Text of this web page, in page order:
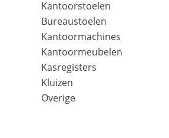
Kantoorstoelen
Bureaustoelen
Kantoormachines
Kantoormeubelen
Kasregisters
Kluizen
Overige